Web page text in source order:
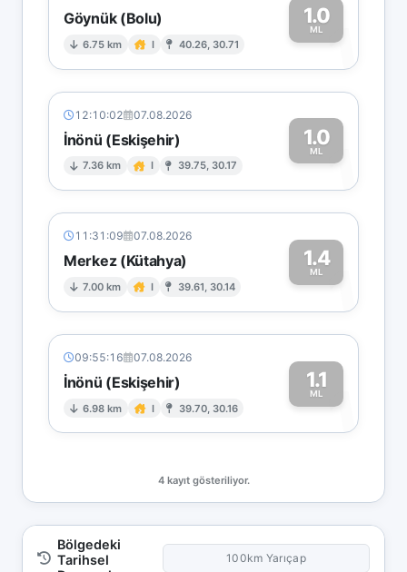
Göynük (Bolu)
6.75 km I 40.26, 30.71
1.0
ML1
12:10:02 07.08.2026
İnönü (Eskişehir)
7.36 km I 39.75, 30.17
1.0
ML 1
11:31:09 07.08.2026
Merkez (Kütahya)
7.00 km I 39.61, 30.14
1.4
ML1
09:55:16 07.08.2026
İnönü (Eskişehir)
6.98 km I 39.70, 30.16
1.1
ML 1
4 kayıt gösteriliyor.
Bölgedeki
Tarihsel
100km Yarıçap